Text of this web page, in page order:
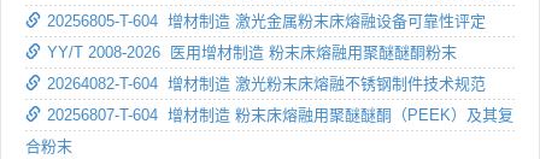
20256805-T-604 增材制造 激光金属粉末床熔融设备可靠性评定
YY/T 2008-2026 医用增材制造 粉末床熔融用聚醚醚酮粉末
20264082-T-604 增材制造 激光粉末床熔融不锈钢制件技术规范
20256807-T-604 增材制造 粉末床熔融用聚醚醚酮（PEEK）及其复
合粉末